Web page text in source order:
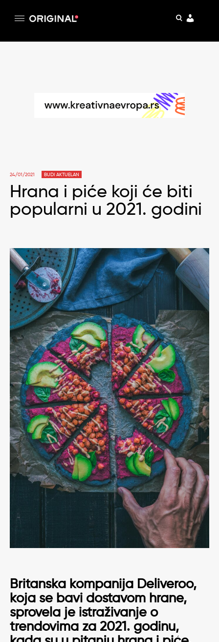
pretraga
24/01/2021 BUDI AKTUELAN
Hrana i piće koji će biti
popularni u 2021. godini
Britanska kompanija Deliveroo,
koja se bavi dostavom hrane,
sprovela je istraživanje o
trendovima za 2021. godinu,